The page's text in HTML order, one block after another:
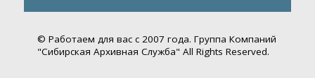
© Работаем для вас с 2007 года. Группа Компаний
"Сибирская Архивная Служба" All Rights Reserved.